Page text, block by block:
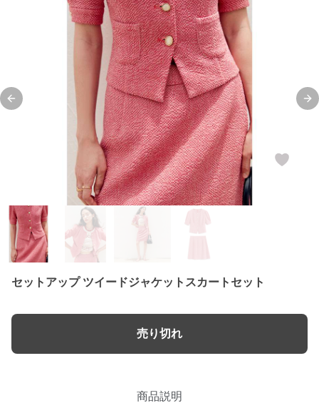
Previous slide
セットアップ ツイードジャケットスカートセット
売り切れ
商品説明